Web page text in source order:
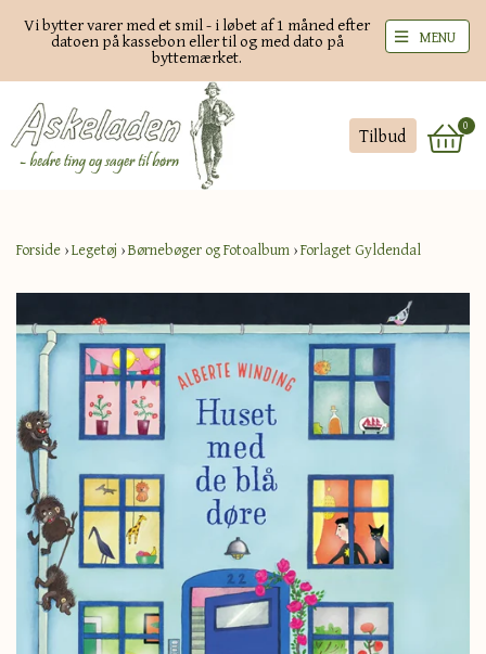
Vi bytter varer med et smil - i løbet af 1 måned efter
datoen på kassebon eller til og med dato på
byttemærket.
Tilbud 0
MENU
Forside ›Legetøj ›Børnebøger og Fotoalbum ›Forlaget Gyldendal